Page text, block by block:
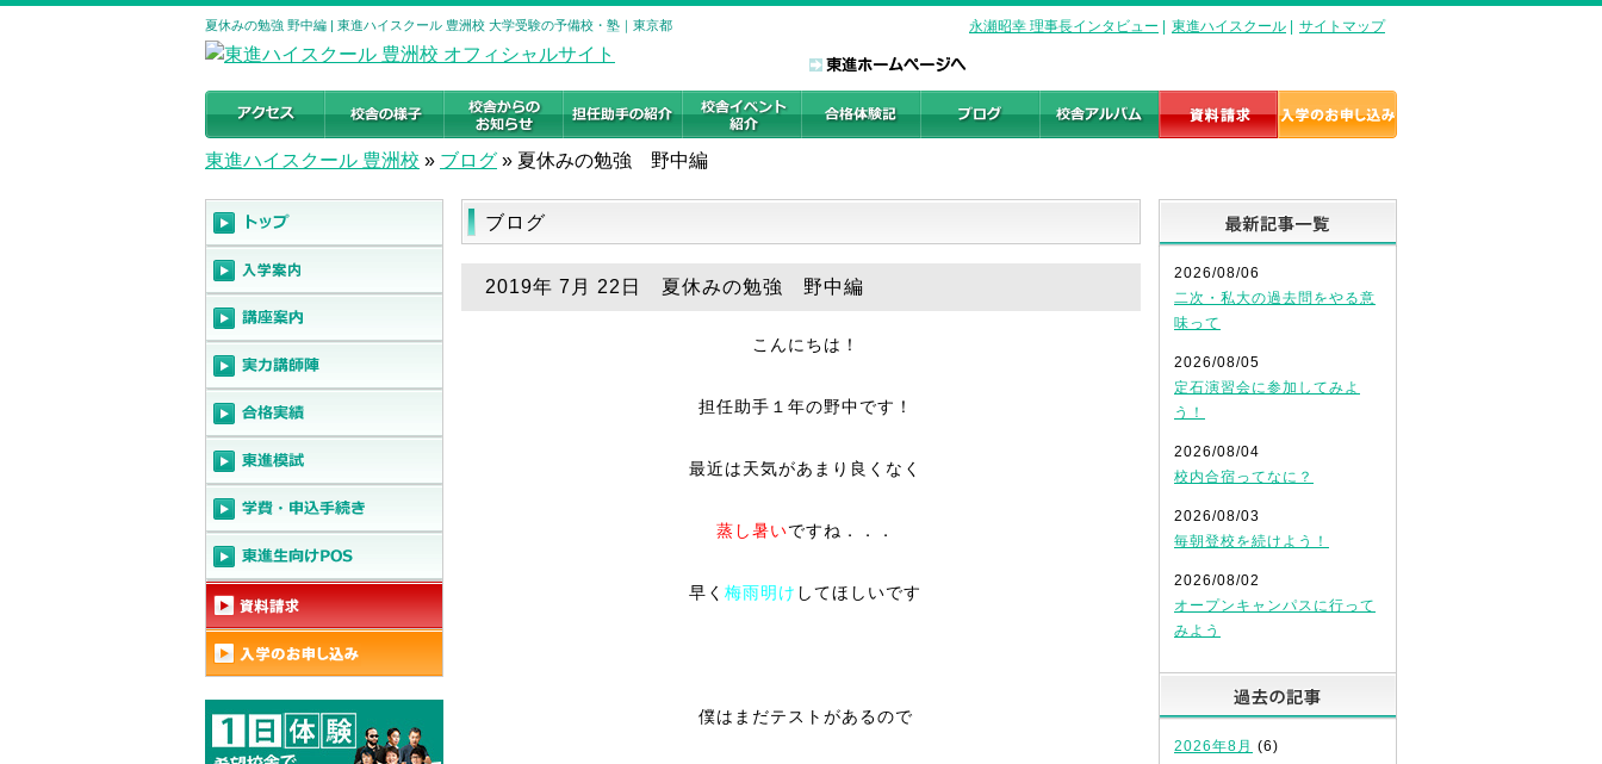
夏休みの勉強 野中編 | 東進ハイスクール 豊洲校 大学受験の予備校・塾｜東京都 永瀬昭幸 理事長インタビュー 東進ハイスクール サイトマップ
東進ハイスクール 豊洲校 » ブログ » 夏休みの勉強 野中編
ブログ
2019年 7月 22日 夏休みの勉強 野中編
こんにちは！
担任助手１年の野中です！
最近は天気があまり良くなく
蒸し暑いですね．．．
早く 梅雨明け してほしいです
僕はまだテストがあるので
2026/08/06
二次・私大の過去問をやる意
味って
2026/08/05
定石演習会に参加してみよ
う！
2026/08/04
校内合宿ってなに？
2026/08/03
毎朝登校を続けよう！
2026/08/02
オープンキャンパスに行って
みよう
2026年8月 (6)